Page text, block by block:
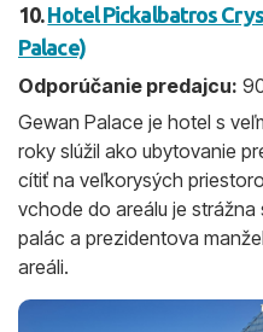
10.Hotel Pickalbatros
Palace)
Odporúčanie predajcu:
Gewan Palace je hotel s
roky slúžil ako ubytovanie
cítiť na veľkorysých
vchode do areálu je
palác a prezidentova
areáli.